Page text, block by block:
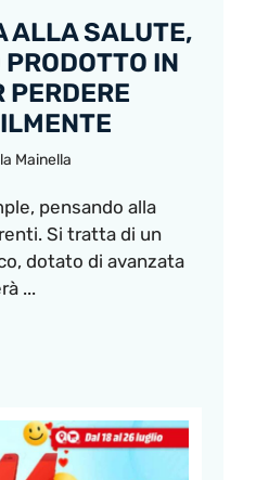
ALLA SALUTE,
IN
PERDERE
Mainella
pensando alla
Si tratta di un
dotato di avanzata
...